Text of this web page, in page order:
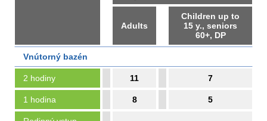
Adults
Children up to
15 y., seniors
60+, DP
Vnútorný bazén
2 hodiny 11 7
1 hodina 8 5